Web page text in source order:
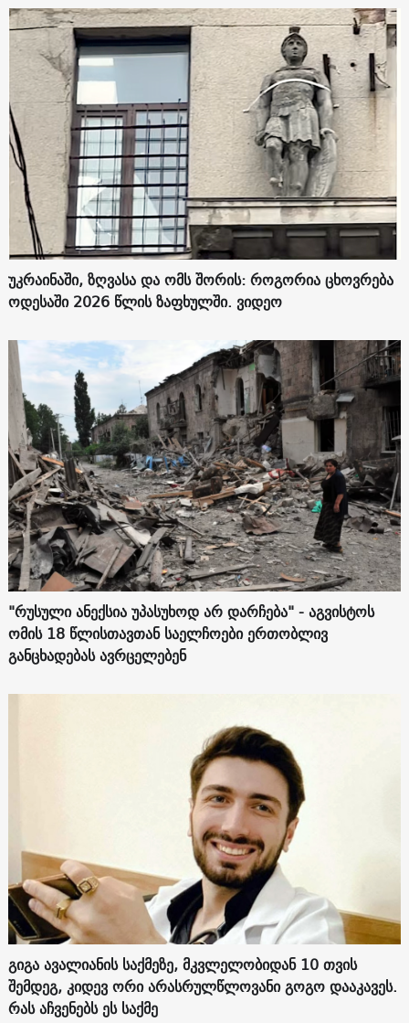
უკრაინაში, ზღვასა და ომს შორის: როგორია ცხოვრება
ოდესაში 2026 წლის ზაფხულში. ვიდეო
"რუსული ანექსია უპასუხოდ არ დარჩება" - აგვისტოს
ომის 18 წლისთავთან საელჩოები ერთობლივ
განცხადებას ავრცელებენ
გიგა ავალიანის საქმეზე, მკვლელობიდან 10 თვის
შემდეგ, კიდევ ორი არასრულწლოვანი გოგო დააკავეს.
რას აჩვენებს ეს საქმე